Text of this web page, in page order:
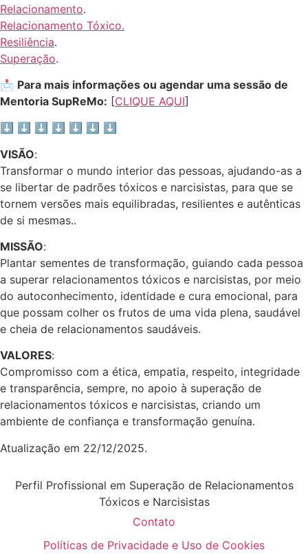
Relacionamento.
Relacionamento Tóxico.
Resiliência.
Superação.
📩 Para mais informações ou agendar uma sessão de
Mentoria SupReMo: [CLIQUE AQUI]
⬇️ ⬇️ ⬇️ ⬇️ ⬇️ ⬇️ ⬇️
VISÃO:
Transformar o mundo interior das pessoas, ajudando-as a
se libertar de padrões tóxicos e narcisistas, para que se
tornem versões mais equilibradas, resilientes e autênticas
de si mesmas..
MISSÃO:
Plantar sementes de transformação, guiando cada pessoa
a superar relacionamentos tóxicos e narcisistas, por meio
do autoconhecimento, identidade e cura emocional, para
que possam colher os frutos de uma vida plena, saudável
e cheia de relacionamentos saudáveis.
VALORES:
Compromisso com a ética, empatia, respeito, integridade
e transparência, sempre, no apoio à superação de
relacionamentos tóxicos e narcisistas, criando um
ambiente de confiança e transformação genuína.
Atualização em 22/12/2025.
Perfil Profissional em Superação de Relacionamentos
Tóxicos e Narcisistas
Contato
Políticas de Privacidade e Uso de Cookies